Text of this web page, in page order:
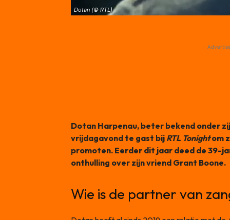
Dotan (© RTL)
-
Dotan Harpenau, beter bekend onder
vrijdagavond te gast bij RTL Tonightom
promoten. Eerder dit jaar deed de 39-
onthulling over zijn vriend Grant Boone.
Wie is de partner van